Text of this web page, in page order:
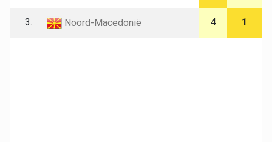
3. Noord-Macedonië 4 1